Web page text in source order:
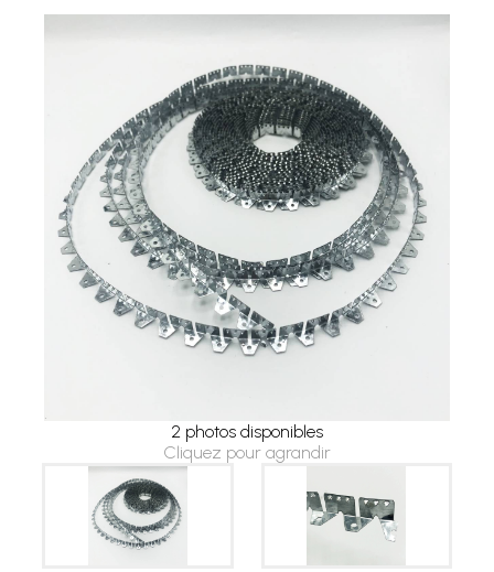
2 photos disponibles
Cliquez pour agrandir